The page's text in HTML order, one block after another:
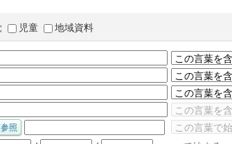
児童 地域資料